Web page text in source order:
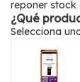
reponer stock
¿Qué
Selecciona